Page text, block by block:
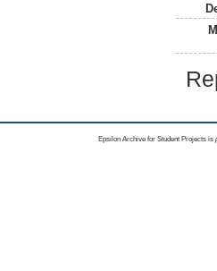
Epsilon Archive for Student Projects is